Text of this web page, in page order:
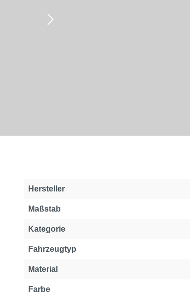
Hersteller
Maßstab
Kategorie
Fahrzeugtyp
Material
Farbe